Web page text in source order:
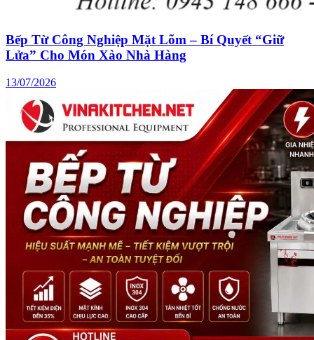
Bếp Từ Công Nghiệp Mặt Lõm – Bí Quyết “Giữ
Lửa” Cho Món Xào Nhà Hàng
13/07/2026